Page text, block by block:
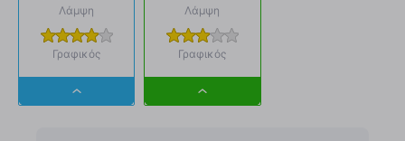
Λάμψη
Γραφικός
Dropdown
Λάμψη
Γραφικός
Dropdown